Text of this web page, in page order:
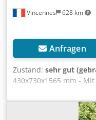
Vincennes 628 km
Anfragen
Zustand: sehr gut
430x730x1565 mm -
Sorte: 1 - Spannung:
Kondensator: Luft oder
Qualität: 828 Dksdpfx